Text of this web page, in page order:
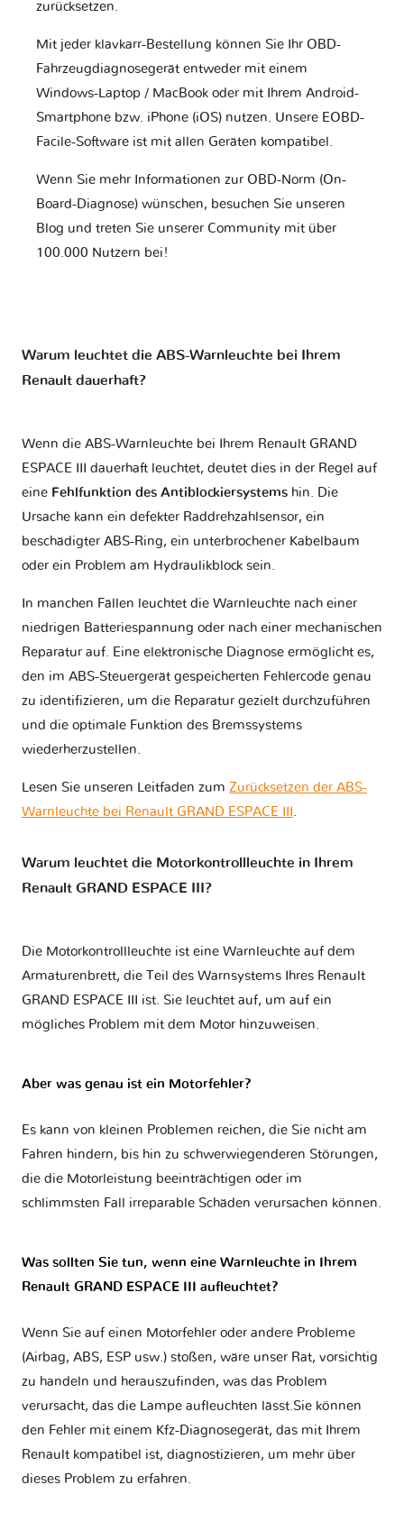
zurücksetzen.
Mit jeder klavkarr-Bestellung können Sie Ihr OBD-
Fahrzeugdiagnosegerät entweder mit einem
Windows-Laptop / MacBook oder mit Ihrem Android-
Smartphone bzw. iPhone (iOS) nutzen. Unsere EOBD-
Facile-Software ist mit allen Geräten kompatibel.
Wenn Sie mehr Informationen zur OBD-Norm (On-
Board-Diagnose) wünschen, besuchen Sie unseren
Blog und treten Sie unserer Community mit über
100.000 Nutzern bei!
Warum leuchtet die ABS-Warnleuchte bei Ihrem
Renault dauerhaft?
Wenn die ABS-Warnleuchte bei Ihrem Renault GRAND
ESPACE III dauerhaft leuchtet, deutet dies in der Regel auf
eine Fehlfunktion des Antiblockiersystems hin. Die
Ursache kann ein defekter Raddrehzahlsensor, ein
beschädigter ABS-Ring, ein unterbrochener Kabelbaum
oder ein Problem am Hydraulikblock sein.
In manchen Fällen leuchtet die Warnleuchte nach einer
niedrigen Batteriespannung oder nach einer mechanischen
Reparatur auf. Eine elektronische Diagnose ermöglicht es,
den im ABS-Steuergerät gespeicherten Fehlercode genau
zu identifizieren, um die Reparatur gezielt durchzuführen
und die optimale Funktion des Bremssystems
wiederherzustellen.
Lesen Sie unseren Leitfaden zum Zurücksetzen der ABS-
Warnleuchte bei Renault GRAND ESPACE III
Warum leuchtet die Motorkontrollleuchte in Ihrem
Renault GRAND ESPACE III?
Die Motorkontrollleuchte ist eine Warnleuchte auf dem
Armaturenbrett, die Teil des Warnsystems Ihres Renault
GRAND ESPACE III ist. Sie leuchtet auf, um auf ein
mögliches Problem mit dem Motor hinzuweisen.
Aber was genau ist ein Motorfehler?
Es kann von kleinen Problemen reichen, die Sie nicht am
Fahren hindern, bis hin zu schwerwiegenderen Störungen,
die die Motorleistung beeinträchtigen oder im
schlimmsten Fall irreparable Schäden verursachen können.
Was sollten Sie tun, wenn eine Warnleuchte in Ihrem
Renault GRAND ESPACE III aufleuchtet?
Wenn Sie auf einen Motorfehler oder andere Probleme
(Airbag, ABS, ESP usw.) stoßen, wäre unser Rat, vorsichtig
zu handeln und herauszufinden, was das Problem
verursacht, das die Lampe aufleuchten lässt.Sie können
den Fehler mit einem Kfz-Diagnosegerät, das mit Ihrem
Renault kompatibel ist, diagnostizieren, um mehr über
dieses Problem zu erfahren.